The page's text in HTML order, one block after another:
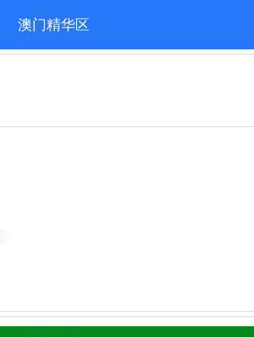
澳门精华区